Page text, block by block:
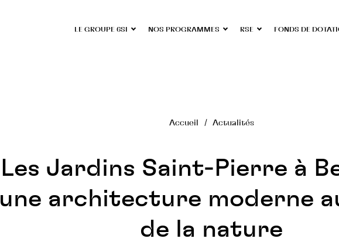
LE GROUPE 6SI NOS PROGRAMMES RSE FONDS DE
Accueil Actualités
Les Jardins Saint-Pierre à
une architecture moderne
de la nature